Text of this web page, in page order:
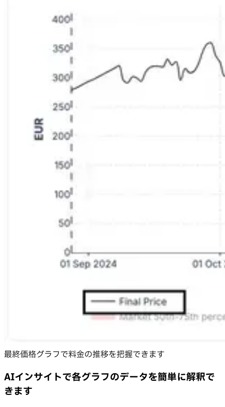
最終価格グラフで料金の推移を把握できます
AIインサイトで各グラフのデータを簡単に解釈で
きます